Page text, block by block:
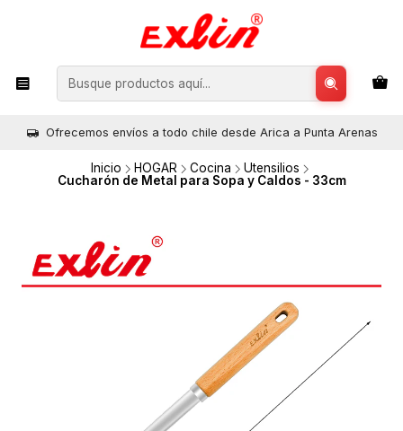
Ofrecemos envíos a todo chile desde Arica a Punta Arenas
Inicio HOGAR Cocina
Utensilios
Cucharón de Metal para Sopa y Caldos - 33cm